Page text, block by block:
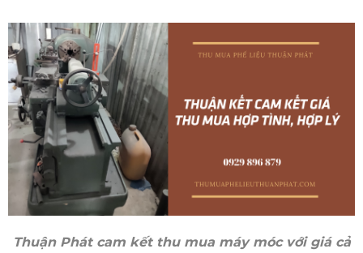
Thuận Phát cam kết thu mua máy móc với giá cả